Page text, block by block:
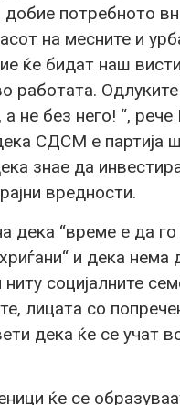
добие потребното
на месните и
ќе бидат наш
работата.
не без него! “, рече
СДСМ е партија
знае да
вредности.
дека “време е да
и дека нема
социјалните
лицата со
дека ќе се учат
ќе се